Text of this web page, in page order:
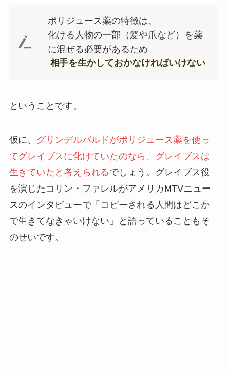
ポリジュース薬の特徴は、
化ける人物の一部（髪や爪など）を薬
に混ぜる必要があるため
相手を生かしておかなければいけない
ということです。
仮に、
グリンデルバルドがポリジュース薬を使っ
てグレイブスに化けていたのなら、グレイブスは
生きていたと考えられるでしょう。グレイブス役
を演じたコリン・ファレルがアメリカMTVニュー
スのインタビューで「コピーされる人間はどこか
で生きてなきゃいけない」と語っていることもそ
のせいです。